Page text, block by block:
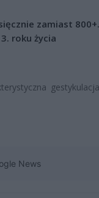
zamiast
roku życia
News